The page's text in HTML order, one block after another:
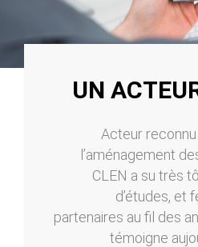
UN
Acteur
l’aménagement
CLEN a su très
d’études, et
partenaires au fil des
témoigne